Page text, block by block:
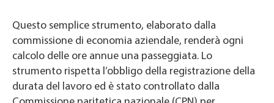
Questo semplice strumento, elaborato dalla
commissione di economia aziendale, renderà ogni
calcolo delle ore annue una passeggiata. Lo
strumento rispetta l’obbligo della registrazione della
durata del lavoro ed è stato controllato dalla